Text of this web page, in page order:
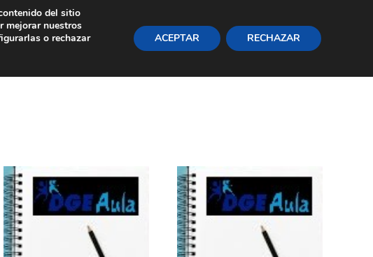
+34 91 220 06 83
del sitio
mejorar nuestros
o rechazar
ACEPTAR RECHAZAR